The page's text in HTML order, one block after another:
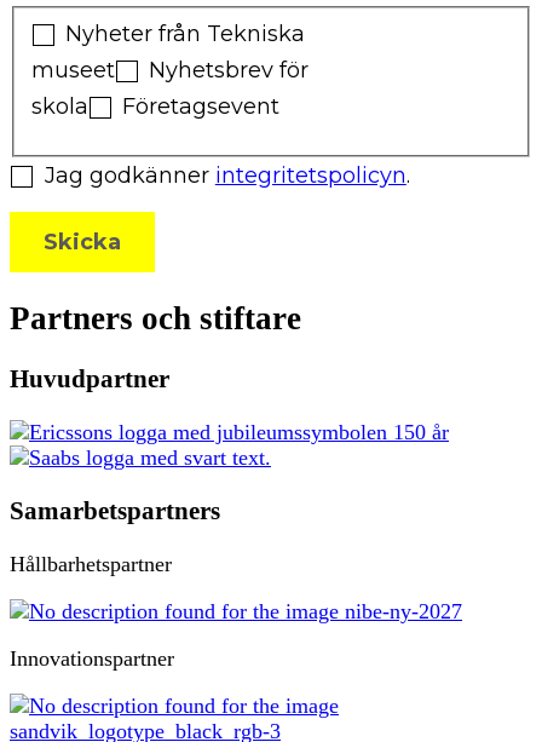
Nyheter från Tekniska
museet
Nyhetsbrev för
skola
Företagsevent
Jag godkänner integritetspolicyn.
Skicka
Partners och stiftare
Huvudpartner
Samarbetspartners
Hållbarhetspartner
Innovationspartner